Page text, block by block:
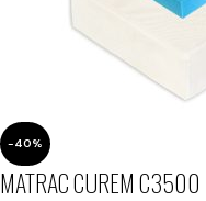
-40%
MATRAC CUREM C3500